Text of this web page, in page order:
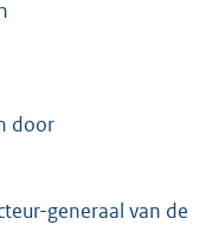
door
generaal van de